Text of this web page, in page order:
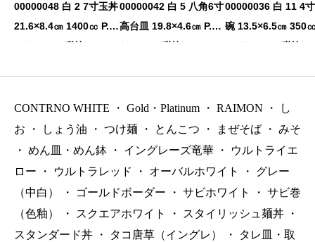
00000048 白 2 7寸玉丼
21.6×8.4㎝ 1400㏄ P.9
0 ￥3500（税抜）
00000042 白 5 八角6寸
高台皿 19.8×4.6㎝ P.93
￥1200（税抜）
00000036 白 11 4
碗 13.5×6.5㎝ 350
99 ￥1350（税抜）
CONTRNO WHITE ・ Gold・Platinum ・ RAIMON ・
し
お
・ しょう油 ・ つけ麺 ・ とんこつ ・ まぜそば ・ みそ
・ めん皿・めん鉢 ・ イングレーズ竜華 ・
ウルトライエ
ロー
・ ウルトラレッド ・ オーバルホワイト ・
グレー
（中白）
・ ゴールドボーダー ・ サビホワイト ・ サビ巻
（色釉）
・ スクエアホワイト ・ スタイリッシュ麺丼
・
スタンダード丼
・ タコ唐草（イングレ） ・
タレ皿・取